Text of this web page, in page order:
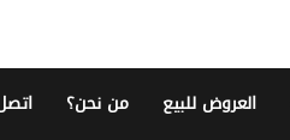
العروض للبيع من نحن؟